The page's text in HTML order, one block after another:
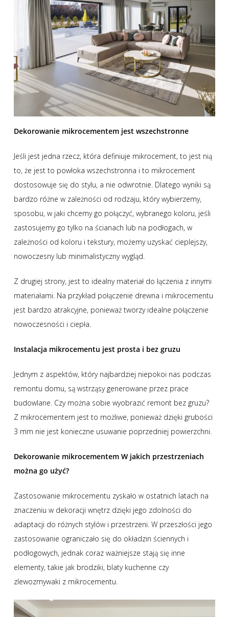
Dekorowanie mikrocementem jest wszechstronne
Jeśli jest jedna rzecz, która definiuje mikrocement, to jest nią
to, że jest to powłoka wszechstronna i to mikrocement
dostosowuje się do stylu, a nie odwrotnie. Dlatego wyniki są
bardzo różne w zależności od rodzaju, który wybierzemy,
sposobu, w jaki chcemy go połączyć, wybranego koloru, jeśli
zastosujemy go tylko na ścianach lub na podłogach, w
zależności od koloru i tekstury, możemy uzyskać cieplejszy,
nowoczesny lub minimalistyczny wygląd.
Z drugiej strony, jest to idealny materiał do łączenia z innymi
materiałami. Na przykład połączenie drewna i mikrocementu
jest bardzo atrakcyjne, ponieważ tworzy idealne połączenie
nowoczesności i ciepła.
Instalacja mikrocementu jest prosta i bez gruzu
Jednym z aspektów, który najbardziej niepokoi nas podczas
remontu domu, są wstrząsy generowane przez prace
budowlane. Czy można sobie wyobrazić remont bez gruzu?
Z mikrocementem jest to możliwe, ponieważ dzięki grubości
3 mm nie jest konieczne usuwanie poprzedniej powierzchni.
Dekorowanie mikrocementem W jakich przestrzeniach
można go użyć?
Zastosowanie mikrocementu zyskało w ostatnich latach na
znaczeniu w dekoracji wnętrz dzięki jego zdolności do
adaptacji do różnych stylów i przestrzeni. W przeszłości jego
zastosowanie ograniczało się do okładzin ściennych i
podłogowych, jednak coraz ważniejsze stają się inne
elementy, takie jak brodziki, blaty kuchenne czy
zlewozmywaki z mikrocementu.